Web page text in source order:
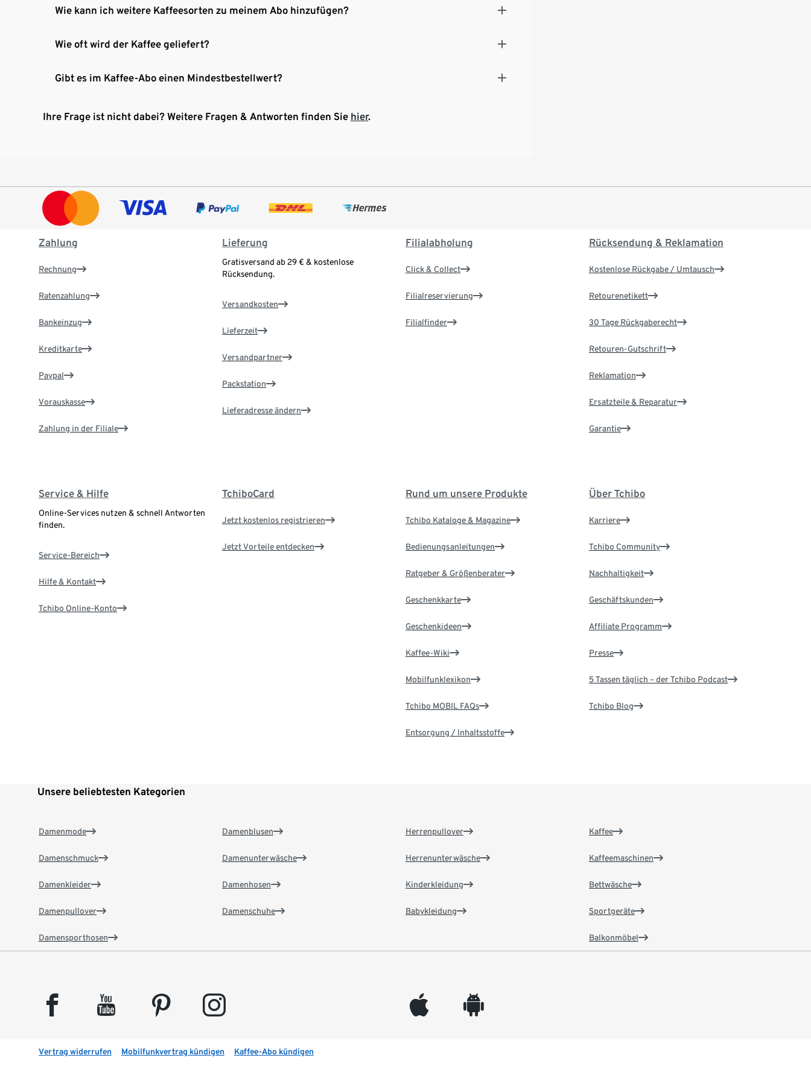
Wie kann ich weitere Kaffeesorten zu meinem Abo hinzufügen?
Wie oft wird der Kaffee geliefert?
Gibt es im Kaffee-Abo einen Mindestbestellwert?
Ihre Frage ist nicht dabei? Weitere Fragen & Antworten finden Sie hier.
Zahlung
Rechnung
Ratenzahlung
Bankeinzug
Kreditkarte
Paypal
Vorauskasse
Zahlung in der Filiale
Lieferung
Gratisversand ab 29 € & kostenlose
Rücksendung.
Versandkosten
Lieferzeit
Versandpartner
Packstation
Lieferadresse ändern
Filialabholung
Click & Collect
Filialreservierung
Filialfinder
Rücksendung & Reklamation
Kostenlose Rückgabe / Umtausch
Retourenetikett
30 Tage Rückgaberecht
Retouren-Gutschrift
Reklamation
Ersatzteile & Reparatur
Garantie
Service & Hilfe
Online-Services nutzen & schnell Antworten
finden.
Service-Bereich
Hilfe & Kontakt
Tchibo Online-Konto
TchiboCard
Jetzt kostenlos registrieren
Jetzt Vorteile entdecken
Rund um unsere Produkte
Tchibo Kataloge & Magazine
Bedienungsanleitungen
Ratgeber & Größenberater
Geschenkkarte
Geschenkideen
Kaffee-Wiki
Mobilfunklexikon
Tchibo MOBIL FAQs
Entsorgung / Inhaltsstoffe
Über Tchibo
Karriere
Tchibo Community
Nachhaltigkeit
Geschäftskunden
Affiliate Programm
Presse
5 Tassen täglich – der Tchibo Podcast
Tchibo Blog
Unsere beliebtesten Kategorien
Damenmode
Damenschmuck
Damenkleider
Damenpullover
Damensporthosen
Damenblusen
Damenunterwäsche
Damenhosen
Damenschuhe
Herrenpullover
Herrenunterwäsche
Kinderkleidung
Babykleidung
Kaffee
Kaffeemaschinen
Bettwäsche
Sportgeräte
Balkonmöbel
facebook youtube pinterest instagram appleinc android
Vertrag widerrufen Mobilfunkvertrag kündigen Kaffee-Abo kündigen